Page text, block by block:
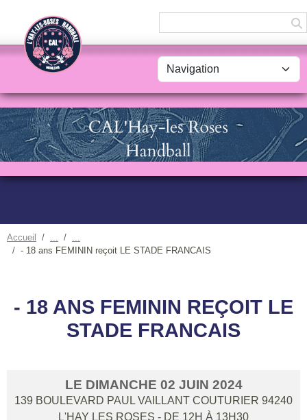
Accueil
- 18 ans FEMININ reçoit LE STADE FRANCAIS
- 18 ANS FEMININ REÇOIT LE
STADE FRANCAIS
LE DIMANCHE 02 JUIN 2024
139 BOULEVARD PAUL VAILLANT COUTURIER 94240
L'HAY LES ROSES - DE 12H À 13H30